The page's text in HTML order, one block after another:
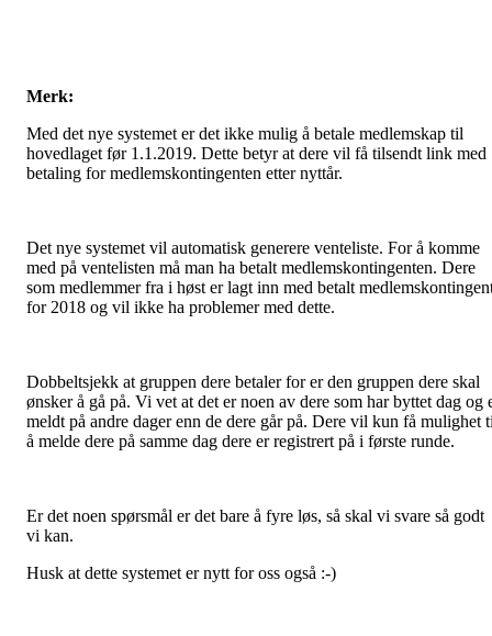
Merk:
Med det nye systemet er det ikke mulig å betale medlemskap til
hovedlaget før 1.1.2019. Dette betyr at dere vil få tilsendt link med
betaling for medlemskontingenten etter nyttår.
Det nye systemet vil automatisk generere venteliste. For å komme
med på ventelisten må man ha betalt medlemskontingenten. Dere
som medlemmer fra i høst er lagt inn med betalt
for 2018 og vil ikke ha problemer med dette.
Dobbeltsjekk at gruppen dere betaler for er den gruppen dere skal
ønsker å gå på. Vi vet at det er noen av dere som har byttet dag og
meldt på andre dager enn de dere går på. Dere vil kun få mulighet
å melde dere på samme dag dere er registrert på i første runde.
Er det noen spørsmål er det bare å fyre løs, så skal vi svare så godt
vi kan.
Husk at dette systemet er nytt for oss også :-)